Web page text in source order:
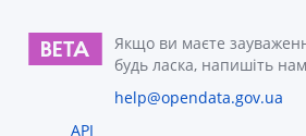
Якщо ви маєте
будь ласка, напишіть
help@opendata.gov.ua
API